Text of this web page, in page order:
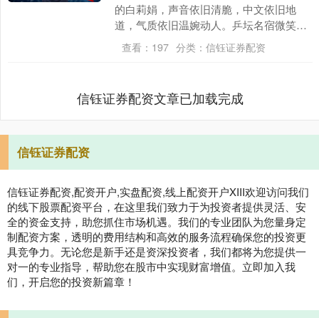
的白莉娟，声音依旧清脆，中文依旧地
道，气质依旧温婉动人。乒坛名宿微笑着
点头回应，时光仿佛在这一刻定格，55年
前的温情悄然延....
查看： 197 分类： 信钰证券配资
信钰证券配资文章已加载完成
信钰证券配资
信钰证券配资,配资开户,实盘配资,线上配资开户XIII‌欢迎访问我们
的线下股票配资平台，在这里我们致力于为投资者提供灵活、安
全的资金支持，助您抓住市场机遇。我们的专业团队为您量身定
制配资方案，透明的费用结构和高效的服务流程确保您的投资更
具竞争力。无论您是新手还是资深投资者，我们都将为您提供一
对一的专业指导，帮助您在股市中实现财富增值。立即加入我
们，开启您的投资新篇章！